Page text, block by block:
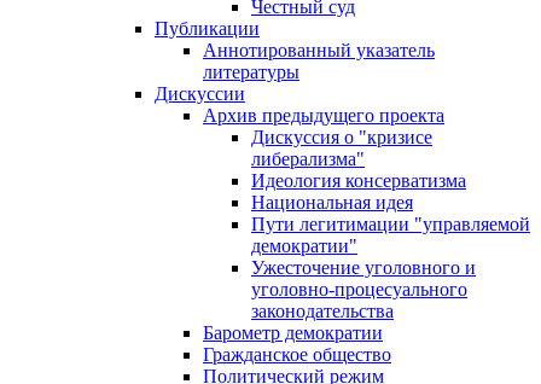
Честный суд
Публикации
Аннотированный указатель
литературы
Дискуссии
Архив предыдущего проекта
Дискуссия о "кризисе
либерализма"
Идеология консерватизма
Национальная идея
Пути легитимации "управляемой
демократии"
Ужесточение уголовного и
уголовно-процесуального
законодательства
Барометр демократии
Гражданское общество
Политический режим